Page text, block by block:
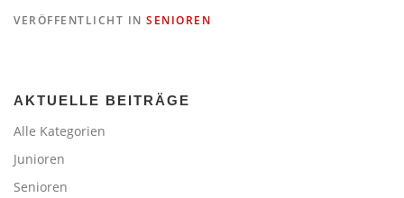
VERÖFFENTLICHT IN SENIOREN
AKTUELLE BEITRÄGE
Alle Kategorien
Junioren
Senioren